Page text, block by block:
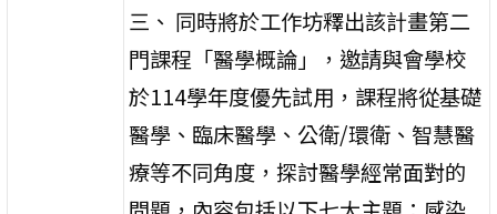
三、 同時將於工作坊釋出該計畫第二
門課程「醫學概論」，邀請與會學校
於114學年度優先試用，課程將從基礎
醫學、臨床醫學、公衛/環衛、智慧醫
療等不同角度，探討醫學經常面對的